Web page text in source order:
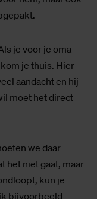
je voor je oma
je thuis. Hier
aandacht en hij
moet het direct
we daar
het niet gaat, maar
kun je
bijvoorbeeld